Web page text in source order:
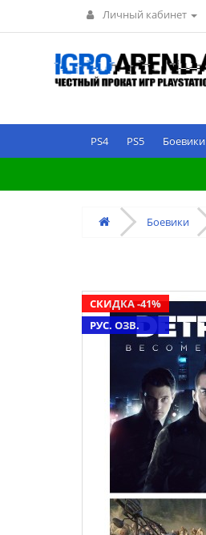
Личный кабинет
PS4 PS5 Боевики
Боевики
СКИДКА -41%
РУС. ОЗВ.